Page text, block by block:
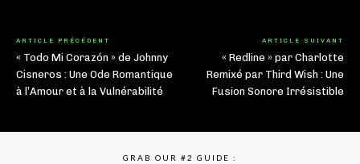
ARTICLE PRÉCÉDENT
« Todo Mi Corazón » de Johnny
Cisneros : Une Ode Romantique
à l’Amour et à la Vulnérabilité
ARTICLE SUIVANT
« Redline » par Charlotte
Remixé par Third Wish : Une
Fusion Sonore Irrésistible
GRAB OUR #2 GUIDE :